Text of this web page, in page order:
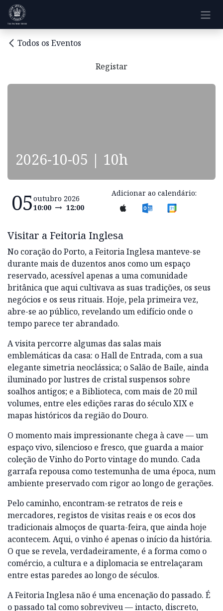
Pular para o conteúdo
Todos os Eventos
Registar
2026-10-05 | 10h
05outubro 2026
10:00
12:00
Adicionar ao calendário:
Visitar a Feitoria Inglesa
No coração do Porto, a Feitoria Inglesa manteve-se
durante mais de duzentos anos como um espaço
reservado, acessível apenas a uma comunidade
britânica que aqui cultivava as suas tradições, os seus
negócios e os seus rituais. Hoje, pela primeira vez,
abre-se ao público, revelando um edifício onde o
tempo parece ter abrandado.
A visita percorre algumas das salas mais
emblemáticas da casa: o Hall de Entrada, com a sua
elegante simetria neoclássica; o Salão de Baile, ainda
iluminado por lustres de cristal suspensos sobre
soalhos antigos; e a Biblioteca, com mais de 20 mil
volumes, entre eles edições raras do século XIX e
mapas históricos da região do Douro.
O momento mais impressionante chega à cave — um
espaço vivo, silencioso e fresco, que guarda a maior
coleção de Vinho do Porto vintage do mundo. Cada
garrafa repousa como testemunha de uma época, num
ambiente preservado com rigor ao longo de gerações.
Pelo caminho, encontram-se retratos de reis e
mercadores, registos de visitas reais e os ecos dos
tradicionais almoços de quarta-feira, que ainda hoje
acontecem. Aqui, o vinho é apenas o início da história.
O que se revela, verdadeiramente, é a forma como o
comércio, a cultura e a diplomacia se entrelaçaram
entre estas paredes ao longo de séculos.
A Feitoria Inglesa não é uma encenação do passado. É
o passado tal como sobreviveu — intacto, discreto,